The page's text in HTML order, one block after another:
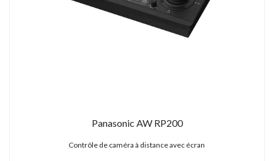
Panasonic AW RP200
Contrôle de caméra à distance avec écran